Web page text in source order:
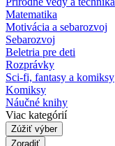
Matematika
Motivácia a sebarozvoj
Sebarozvoj
Beletria pre deti
Rozprávky
Sci-fi, fantasy a komiksy
Komiksy
Náučné knihy
Viac kategórií
Zúžiť výber
Zoradiť